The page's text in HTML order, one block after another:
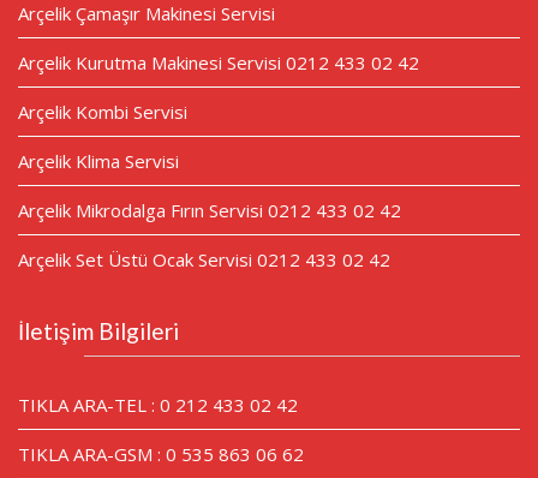
Arçelik Çamaşır Makinesi Servisi
Arçelik Kurutma Makinesi Servisi 0212 433 02 42
Arçelik Kombi Servisi
Arçelik Klima Servisi
Arçelik Mikrodalga Fırın Servisi 0212 433 02 42
Arçelik Set Üstü Ocak Servisi 0212 433 02 42
İletişim Bilgileri
TIKLA ARA-TEL : 0 212 433 02 42
TIKLA ARA-GSM : 0 535 863 06 62